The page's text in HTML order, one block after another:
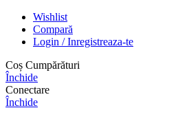
Wishlist
Compară
Login / Inregistreaza-te
Coș Cumpărături
Închide
Conectare
Închide